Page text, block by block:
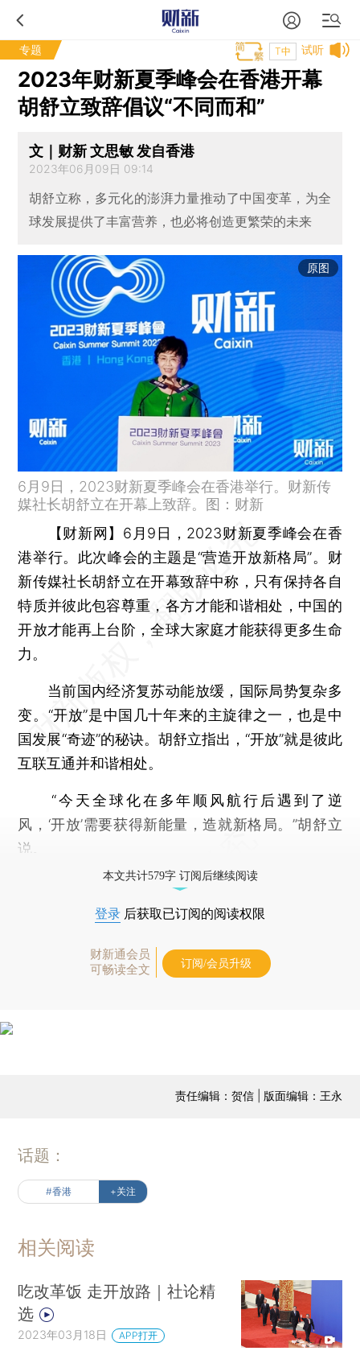
专题 试听
T中
2023年财新夏季峰会在香港开幕
胡舒立致辞倡议“不同而和”
文｜财新 文思敏 发自香港
2023年06月09日 09:14
胡舒立称，多元化的澎湃力量推动了中国变革，为全
球发展提供了丰富营养，也必将创造更繁荣的未来
原图
6月9日，2023财新夏季峰会在香港举行。财新传
媒社长胡舒立在开幕上致辞。图：财新
【财新网】 6月9日，2023财新夏季峰会在香
港举行。此次峰会的主题是“营造开放新格局”。财
新传媒社长胡舒立在开幕致辞中称，只有保持各自
特质并彼此包容尊重，各方才能和谐相处，中国的
开放才能再上台阶，全球大家庭才能获得更多生命
力。
当前国内经济复苏动能放缓，国际局势复杂多
变。“开放”是中国几十年来的主旋律之一，也是中
国发展“奇迹”的秘诀。胡舒立指出，“开放”就是彼此
互联互通并和谐相处。
“今天全球化在多年顺风航行后遇到了逆
风，‘开放’需要获得新能量，造就新格局。”胡舒立
说。
本文共计579字 订阅后继续阅读
登录 后获取已订阅的阅读权限
财新通会员
可畅读全文
订阅/会员升级
责任编辑：贺信 | 版面编辑：王永
话题：
#香港 +关注
相关阅读
吃改革饭 走开放路｜社论精
选
2023年03月18日 APP打开